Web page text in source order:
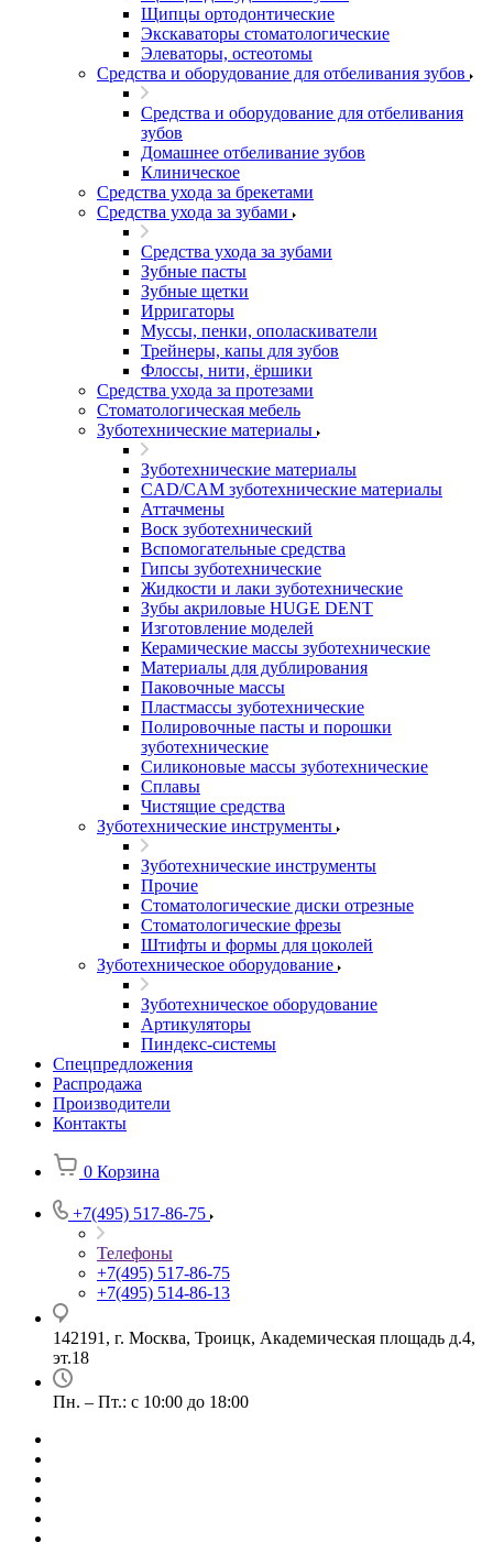
Щипцы ортодонтические
Экскаваторы стоматологические
Элеваторы, остеотомы
Средства и оборудование для отбеливания зубов
Средства и оборудование для отбеливания
зубов
Домашнее отбеливание зубов
Клиническое
Средства ухода за брекетами
Средства ухода за зубами
Средства ухода за зубами
Зубные пасты
Зубные щетки
Ирригаторы
Муссы, пенки, ополаскиватели
Трейнеры, капы для зубов
Флоссы, нити, ёршики
Средства ухода за протезами
Стоматологическая мебель
Зуботехнические материалы
Зуботехнические материалы
CAD/CAM зуботехнические материалы
Аттачмены
Воск зуботехнический
Вспомогательные средства
Гипсы зуботехнические
Жидкости и лаки зуботехнические
Зубы акриловые HUGE DENT
Изготовление моделей
Керамические массы зуботехнические
Материалы для дублирования
Паковочные массы
Пластмассы зуботехнические
Полировочные пасты и порошки
зуботехнические
Силиконовые массы зуботехнические
Сплавы
Чистящие средства
Зуботехнические инструменты
Зуботехнические инструменты
Прочие
Стоматологические диски отрезные
Стоматологические фрезы
Штифты и формы для цоколей
Зуботехническое оборудование
Зуботехническое оборудование
Артикуляторы
Пиндекс-системы
Спецпредложения
Распродажа
Производители
Контакты
0 Корзина
+7(495) 517-86-75
Телефоны
+7(495) 517-86-75
+7(495) 514-86-13
142191, г. Москва, Троицк, Академическая площадь д.4,
эт.18
Пн. – Пт.: с 10:00 до 18:00